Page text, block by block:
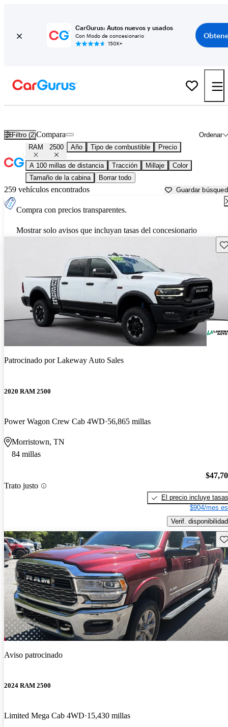
CarGurus: Autos nuevos y usados
Con Modo de concesionario
150K+
Filtro (2) Ordenar
Compara
RAM 2500 Año Tipo de combustible Precio
A 100 millas de distancia Tracción Millaje
Color
Tamaño de la cabina
Borrar todo
259 vehículos encontrados Guardar
Compra con precios transparentes.
Mostrar solo avisos que incluyan tasas del concesionario
Patrocinado porLakeway Auto Sales
2020 RAM 2500
Power Wagon Crew Cab 4WD 56,865 millas
Morristown, TN
84 millas
Trato justo
El precio incluye tasas
$904/mes
Verif. disponibilidad
Aviso patrocinado
2024 RAM 2500
Limited Mega Cab 4WD 15,430 millas